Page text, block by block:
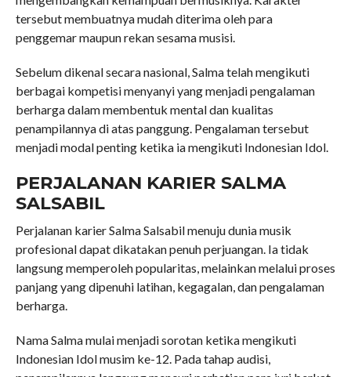
tersebut membuatnya mudah diterima oleh para
penggemar maupun rekan sesama musisi.
Sebelum dikenal secara nasional, Salma telah mengikuti
berbagai kompetisi menyanyi yang menjadi pengalaman
berharga dalam membentuk mental dan kualitas
penampilannya di atas panggung. Pengalaman tersebut
menjadi modal penting ketika ia mengikuti Indonesian Idol.
PERJALANAN KARIER SALMA
SALSABIL
Perjalanan karier Salma Salsabil menuju dunia musik
profesional dapat dikatakan penuh perjuangan. Ia tidak
langsung memperoleh popularitas, melainkan melalui proses
panjang yang dipenuhi latihan, kegagalan, dan pengalaman
berharga.
Nama Salma mulai menjadi sorotan ketika mengikuti
Indonesian Idol musim ke-12. Pada tahap audisi,